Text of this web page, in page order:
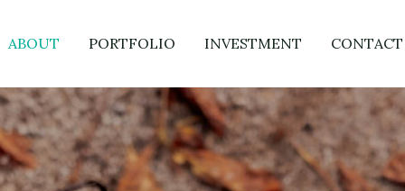
ABOUT PORTFOLIO INVESTMENT CONTACT